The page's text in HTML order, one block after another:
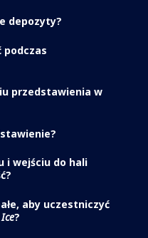
depozyty?
podczas
przedstawienia w
i wejściu do hali
aby uczestniczyć
?